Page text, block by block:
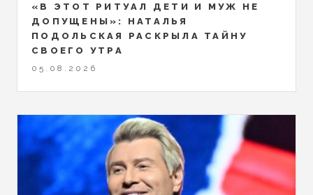
«В ЭТОТ РИТУАЛ ДЕТИ И МУЖ НЕ
ДОПУЩЕНЫ»: НАТАЛЬЯ
ПОДОЛЬСКАЯ РАСКРЫЛА ТАЙНУ
СВОЕГО УТРА
05.08.2026